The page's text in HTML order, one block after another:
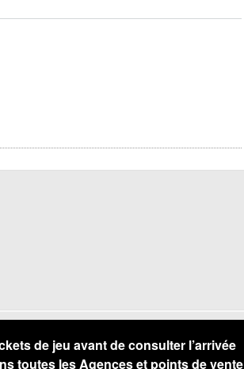
de jeu avant de consulter l’arrivée
toutes les Agences et points de vente